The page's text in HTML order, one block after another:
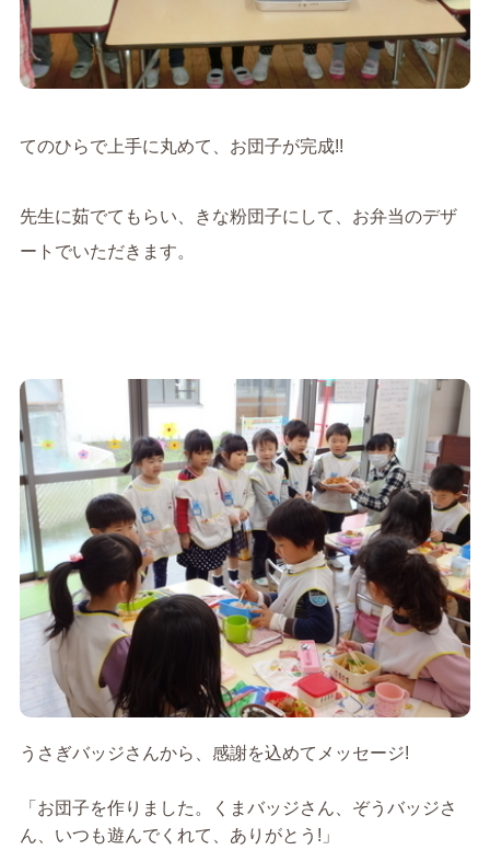
てのひらで上手に丸めて、お団子が完成!!
先生に茹でてもらい、きな粉団子にして、お弁当のデザ
ートでいただきます。
うさぎバッジさんから、感謝を込めてメッセージ!
「お団子を作りました。くまバッジさん、ぞうバッジさ
ん、いつも遊んでくれて、ありがとう!」